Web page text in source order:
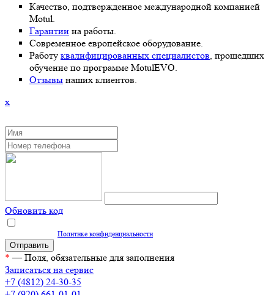
Качество, подтвержденное международной компанией
Motul.
Гарантии на работы.
Современное европейское оборудование.
Работу квалифицированных специалистов, прошедших
обучение по программе MotulEVO.
Отзывы наших клиентов.
x
Обновить код
Политике конфиденциальности
* — Поля, обязательные для заполнения
Записаться на сервис
+7 (4812) 24-30-35